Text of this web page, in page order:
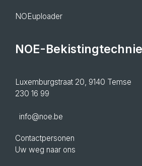
NOEuploader
NOE-
Luxemburgstraat 20, 9140
230 16 99
info@noe.be
Contactpersonen
Uw weg naar ons